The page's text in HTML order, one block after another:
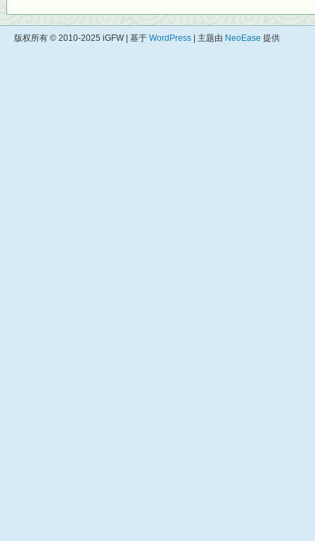
版权所有 © 2010-2025 iGFW | 基于 WordPress | 主题由 NeoEase 提供